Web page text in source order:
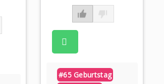
#65 Geburtstag